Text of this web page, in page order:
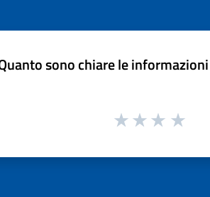
sono chiare le